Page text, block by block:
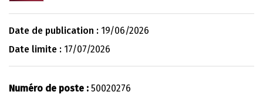
Date de publication : 19/06/2026
Date limite : 17/07/2026
Numéro de poste : 50020276